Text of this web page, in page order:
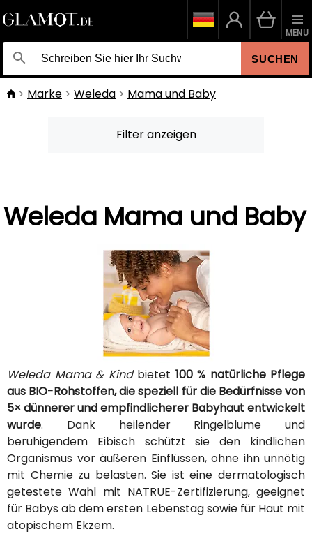
SUCHEN
MENU
Marke Weleda Mama und Baby
Filter anzeigen
Weleda Mama und Baby
Weleda Mama & Kindbietet 100 % natürliche Pflege
aus BIO-Rohstoffen, die speziell für die Bedürfnisse von
5× dünnerer und empfindlicherer Babyhaut entwickelt
wurde. Dank heilender Ringelblume und
beruhigendem Eibisch schützt sie den kindlichen
Organismus vor äußeren Einflüssen, ohne ihn unnötig
mit Chemie zu belasten. Sie ist eine dermatologisch
getestete Wahl mit NATRUE-Zertifizierung, geeignet
für Babys ab dem ersten Lebenstag sowie für Haut mit
atopischem Ekzem.